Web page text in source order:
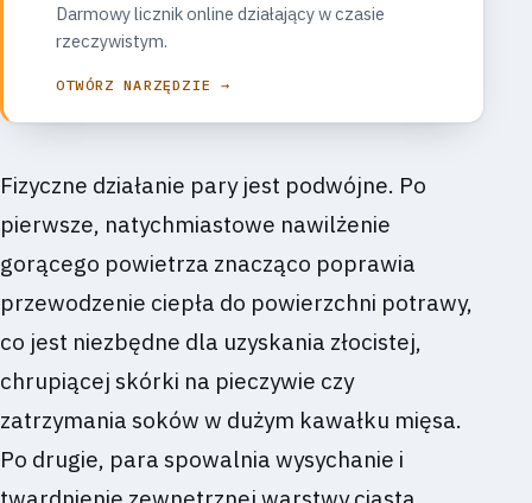
Darmowy licznik online działający w czasie
rzeczywistym.
OTWÓRZ NARZĘDZIE →
Fizyczne działanie pary jest podwójne. Po
pierwsze, natychmiastowe nawilżenie
gorącego powietrza znacząco poprawia
przewodzenie ciepła do powierzchni potrawy,
co jest niezbędne dla uzyskania złocistej,
chrupiącej skórki na pieczywie czy
zatrzymania soków w dużym kawałku mięsa.
Po drugie, para spowalnia wysychanie i